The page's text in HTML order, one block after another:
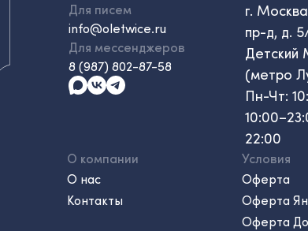
Для писем
info@oletwice.ru
Для мессенджеров
8 (987) 802-87-58
г.
пр-д, д.
Детский
(метро
Пн-Чт:
22:00
О компании
О нас
Контакты
Условия
Оферта
Оферта
Оферта